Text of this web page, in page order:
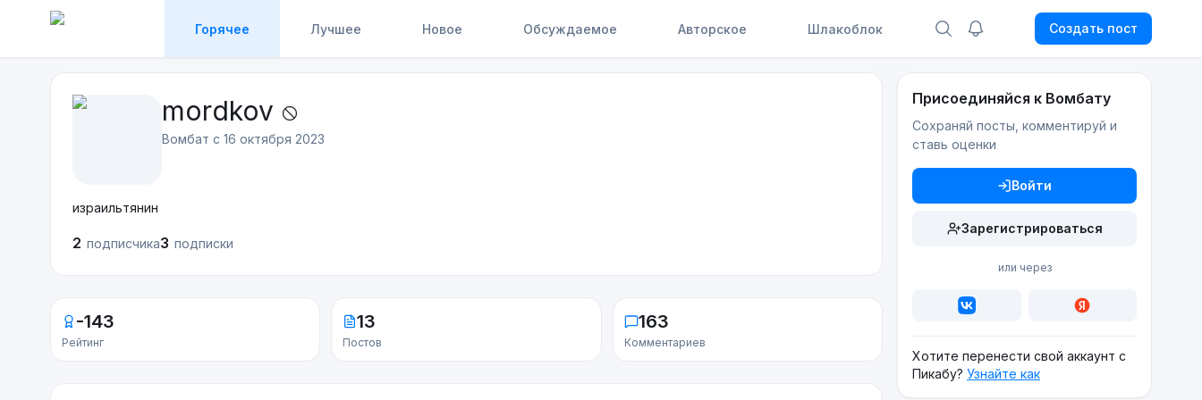
Горячее Лучшее Новое Обсуждаемое Авторское Шлакоблок Создать пост
mordkov
Вомбат с 16 октября 2023
израильтянин
2 подписчика3 подписки
-143
Рейтинг
13
Постов
163
Комментариев
Присоединяйся к Вомбату
Сохраняй посты, комментируй и
ставь оценки
Войти
Зарегистрироваться
или через
Хотите перенести свой аккаунт с
Пикабу? Узнайте как